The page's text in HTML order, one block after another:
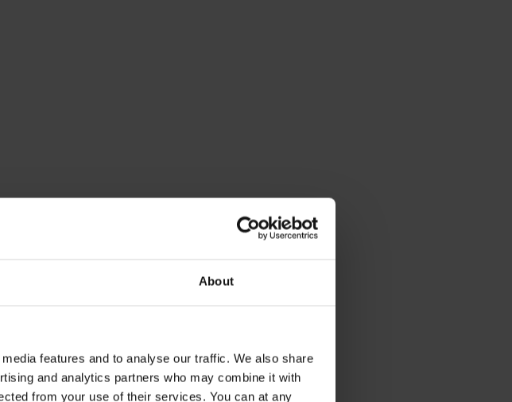
About
features and to analyse our traffic. We also share
and analytics partners who may combine it with
from your use of their services. You can at any